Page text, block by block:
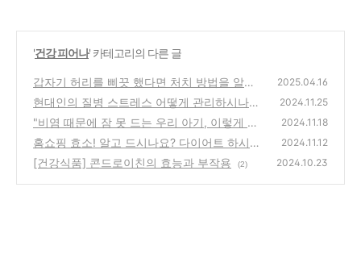
'건강 피어나' 카테고리의 다른 글
갑자기 허리를 삐끗 했다면 처치 방법을 알려
드립니다.
(0)
2025.04.16
현대인의 질병 스트레스 어떻게 관리하시나
요?
(2)
2024.11.25
"비염 때문에 잠 못 드는 우리 아기, 이렇게 하
면 편안해져요!"
(0)
2024.11.18
홈쇼핑 효소! 알고 드시나요? 다이어트 하시나
요? 효소 효능에 대해 알아보아요~
(1)
2024.11.12
[건강식품] 콘드로이친의 효능과 부작용 (2) 2024.10.23